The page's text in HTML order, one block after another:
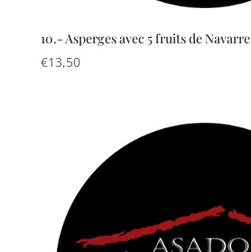
10.- Asperges avec 5 fruits de Navarre
€13,50